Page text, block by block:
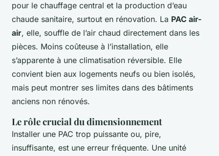
pour le chauffage central et la production d’eau
chaude sanitaire, surtout en rénovation. La PAC air-
air, elle, souffle de l’air chaud directement dans les
pièces. Moins coûteuse à l’installation, elle
s’apparente à une climatisation réversible. Elle
convient bien aux logements neufs ou bien isolés,
mais peut montrer ses limites dans des bâtiments
anciens non rénovés.
Le rôle crucial du dimensionnement
Installer une PAC trop puissante ou, pire,
insuffisante, est une erreur fréquente. Une unité